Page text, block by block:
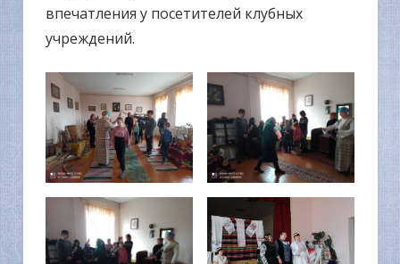
впечатления у посетителей клубных
учреждений.